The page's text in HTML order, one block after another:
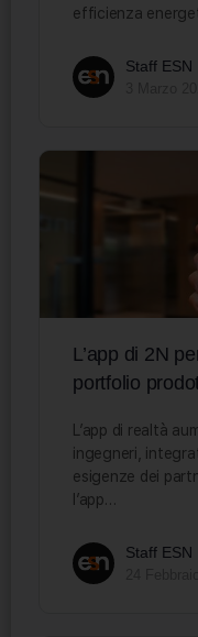
efficienza
Staff ESN
L’app di 2N
portfolio
L’app di realtà
ingegneri,
esigenze dei
l’app…
Staff ESN